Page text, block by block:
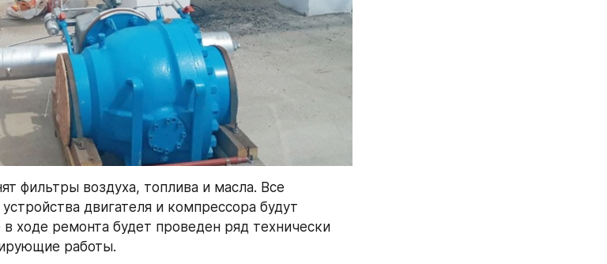
фильтры воздуха, топлива и масла. Все
двигателя и компрессора будут
ходе ремонта будет проведен ряд технически
работы.